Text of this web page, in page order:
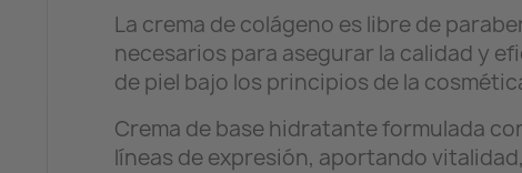
La crema de colágeno es libre de
necesarios para asegurar la calidad y
de piel bajo los principios de la
Crema de base hidratante formulada
líneas de expresión, aportando